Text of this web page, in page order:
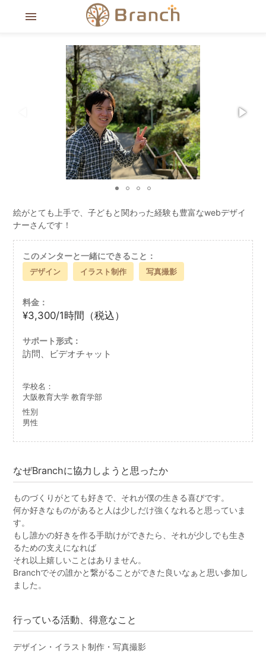
menu
絵がとても上手で、子どもと関わった経験も豊富なwebデザイ
ナーさんです！
このメンターと一緒にできること：
デザイン イラスト制作 写真撮影
料金：
¥3,300/1時間（税込）
サポート形式：
訪問、ビデオチャット
学校名：
大阪教育大学 教育学部
性別
男性
なぜBranchに協力しようと思ったか
ものづくりがとても好きで、それが僕の生きる喜びです。
何か好きなものがあると人は少しだけ強くなれると思っていま
す。
もし誰かの好きを作る手助けができたら、それが少しでも生き
るための支えになれば
それ以上嬉しいことはありません。
Branchでその誰かと繋がることができた良いなぁと思い参加し
ました。
行っている活動、得意なこと
デザイン・イラスト制作・写真撮影